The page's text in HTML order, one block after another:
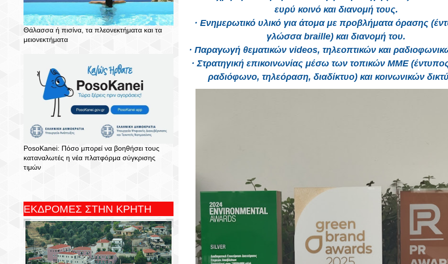
Θάλασσα ή πισίνα, τα πλεονεκτήματα και τα
μειονεκτήματα
PosoKanei: Πόσο μπορεί να βοηθήσει τους
καταναλωτές η νέα πλατφόρμα σύγκρισης
τιμών
ΕΚΔΡΟΜΕΣ ΣΤΗΝ ΚΡΗΤΗ
ευρύ κοινό και διανομή τους.
· Ενημερωτικό υλικό για άτομα με προβλήματα όρασης
γλώσσα braille) και διανομή του.
· Παραγωγή θεματικών videos, τηλεοπτικών και
· Στρατηγική επικοινωνίας μέσω των τοπικών ΜΜΕ
ραδιόφωνο, τηλεόραση, διαδίκτυο) και κοινωνικών